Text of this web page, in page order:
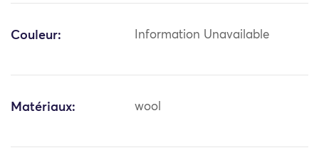
Couleur: Information Unavailable
Matériaux: wool